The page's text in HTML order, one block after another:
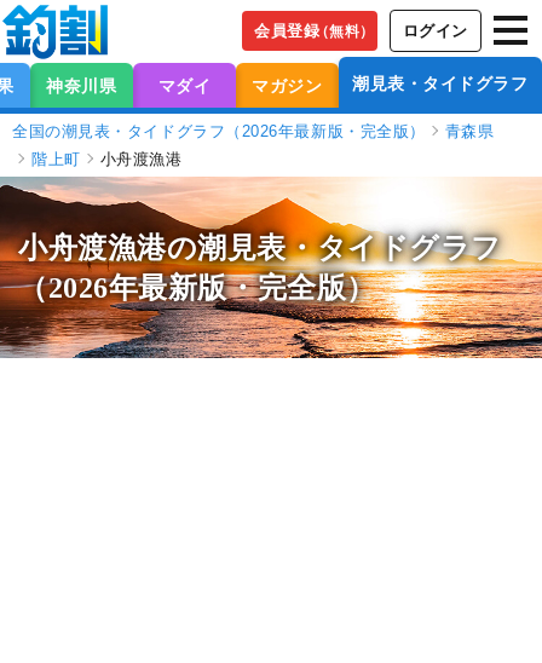
会員登録（無料） ログイン
神奈川県 マダイ マガジン 潮見表・タイドグラフ
全国の潮見表・タイドグラフ（2026年最新版・完全版）
青森県
階上町
小舟渡漁港
小舟渡漁港の潮見表・タイドグラフ
（2026年最新版・完全版）